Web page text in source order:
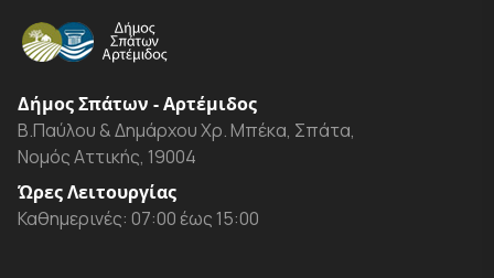
Δήμος Σπάτων - Αρτέμιδος
Β.Παύλου & Δημάρχου Χρ. Μπέκα, Σπάτα,
Νομός Αττικής, 19004
Ώρες Λειτουργίας
Καθημερινές: 07:00 έως 15:00